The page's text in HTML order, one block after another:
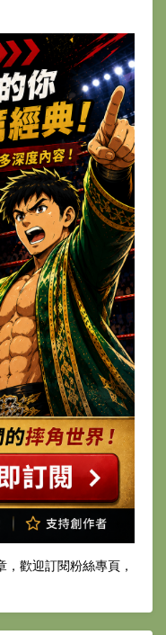
歡迎訂閱粉絲專頁，